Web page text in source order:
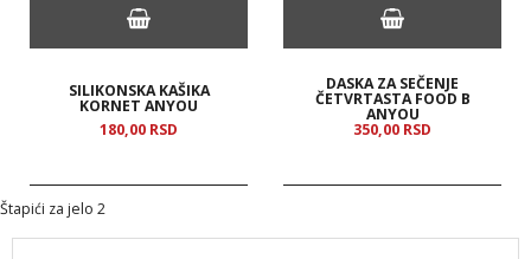
SILIKONSKA KAŠIKA
KORNET ANYOU
180,00 RSD
DASKA ZA SEČENJE
ČETVRTASTA FOOD B
ANYOU
350,00 RSD
Štapići za jelo 2